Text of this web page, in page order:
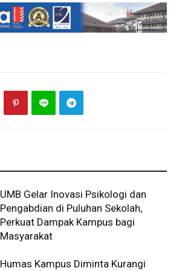
UMB Gelar Inovasi Psikologi dan
Pengabdian di Puluhan Sekolah,
Perkuat Dampak Kampus bagi
Masyarakat
Humas Kampus Diminta Kurangi